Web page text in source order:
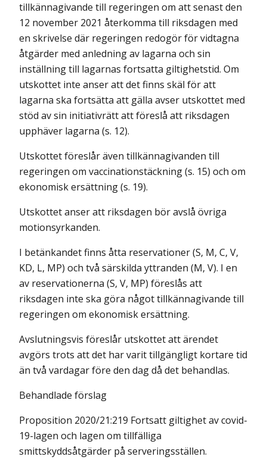
tillkännagivande till regeringen om att senast den
12 november 2021 återkomma till riksdagen med
en skrivelse där regeringen redogör för vidtagna
åtgärder med anledning av lagarna och sin
inställning till lagarnas fortsatta giltighetstid. Om
utskottet inte anser att det finns skäl för att
lagarna ska fortsätta att gälla avser utskottet med
stöd av sin initiativrätt att föreslå att riksdagen
upphäver lagarna (s. 12).
Utskottet föreslår även tillkännagivanden till
regeringen om vaccinations­täckning (s. 15) och om
ekonomisk ersättning (s. 19).
Utskottet anser att riksdagen bör avslå övriga
motionsyrkanden.
I betänkandet finns åtta reservationer (S, M, C, V,
KD, L, MP) och två särskilda yttranden (M, V). I en
av reservationerna (S, V, MP) föreslås att
riksdagen inte ska göra något tillkännagivande till
regeringen om ekonomisk ersättning.
Avslutningsvis föreslår utskottet att ärendet
avgörs trots att det har varit tillgängligt kortare tid
än två vardagar före den dag då det behandlas.
Behandlade förslag
Proposition 2020/21:219 Fortsatt giltighet av covid-
19-lagen och lagen om tillfälliga
smittskyddsåtgärder på serveringsställen.